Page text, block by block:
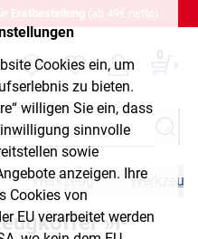
Cookies ein, um
zu bieten.
willigen Sie ein, dass
sinnvolle
sowie
anzeigen. Ihre
Cookies von
EU verarbeitet werden
Erstbestellung (ab 49€ netto)
0
Werkzeug
»i-